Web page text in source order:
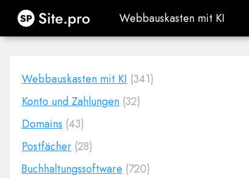
Site.pro Webbauskasten mit KI
Webbauskasten mit KI
Webbauskasten mit KI (341)
Konto und Zahlungen (32)
Domains (43)
Postfächer (28)
Buchhaltungssoftware (720)